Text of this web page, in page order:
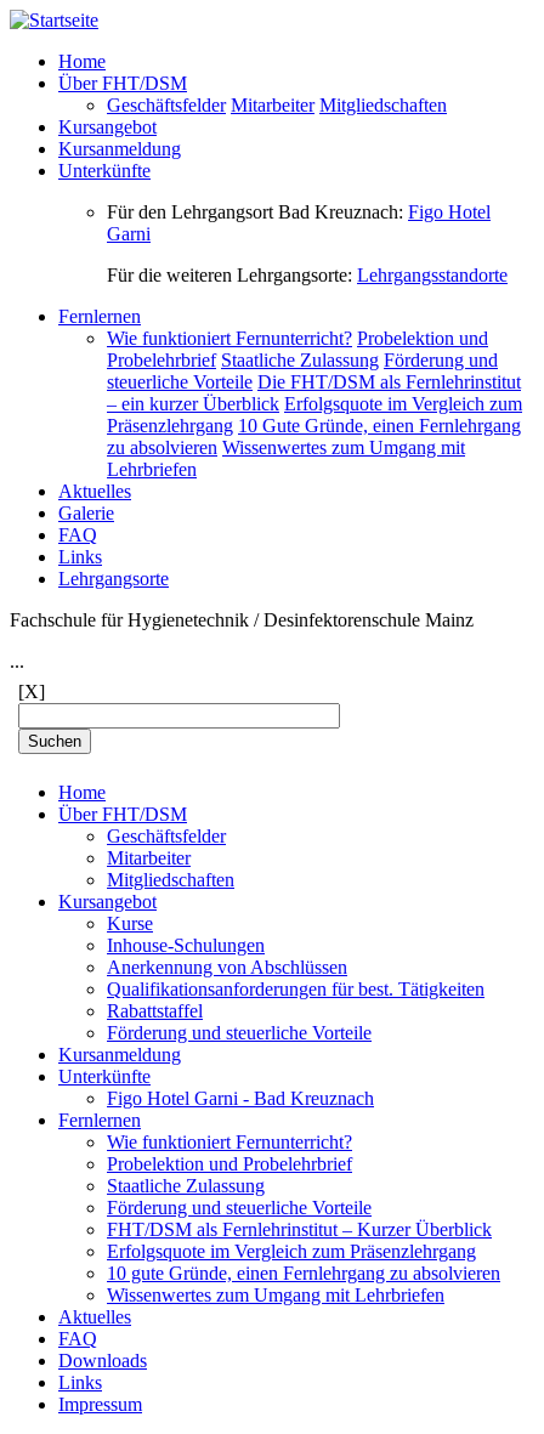
Direkt zum Inhalt
Home
Über FHT/DSM
Geschäftsfelder Mitarbeiter Mitgliedschaften
Kursangebot
Kursanmeldung
Unterkünfte
Für den Lehrgangsort Bad Kreuznach: Figo Hotel
Garni
Für die weiteren Lehrgangsorte: Lehrgangsstandorte
Fernlernen
Wie funktioniert Fernunterricht? Probelektion und
Probelehrbrief Staatliche Zulassung Förderung und
steuerliche Vorteile Die FHT/DSM als Fernlehrinstitut
– ein kurzer Überblick Erfolgsquote im Vergleich zum
Präsenzlehrgang 10 Gute Gründe, einen Fernlehrgang
zu absolvieren Wissenwertes zum Umgang mit
Lehrbriefen
Aktuelles
Galerie
FAQ
Links
Lehrgangsorte
Fachschule für Hygienetechnik / Desinfektorenschule Mainz
...
[X]
Home
Über FHT/DSM
Geschäftsfelder
Mitarbeiter
Mitgliedschaften
Kursangebot
Kurse
Inhouse-Schulungen
Anerkennung von Abschlüssen
Qualifikationsanforderungen für best. Tätigkeiten
Rabattstaffel
Förderung und steuerliche Vorteile
Kursanmeldung
Unterkünfte
Figo Hotel Garni - Bad Kreuznach
Fernlernen
Wie funktioniert Fernunterricht?
Probelektion und Probelehrbrief
Staatliche Zulassung
Förderung und steuerliche Vorteile
FHT/DSM als Fernlehrinstitut – Kurzer Überblick
Erfolgsquote im Vergleich zum Präsenzlehrgang
10 gute Gründe, einen Fernlehrgang zu absolvieren
Wissenwertes zum Umgang mit Lehrbriefen
Aktuelles
FAQ
Downloads
Links
Impressum